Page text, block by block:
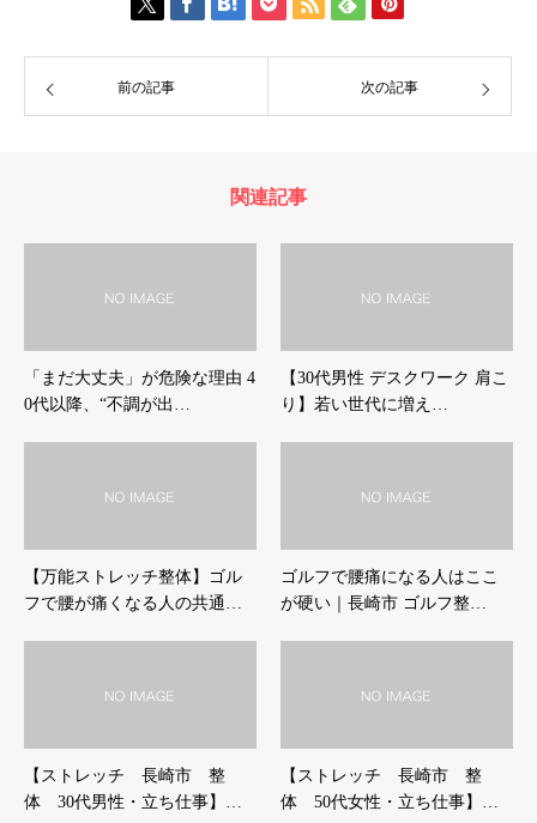
前の記事 次の記事
関連記事
「まだ大丈夫」が危険な理由 4
0代以降、“不調が出…
【30代男性 デスクワーク 肩こ
り】若い世代に増え…
【万能ストレッチ整体】ゴル
フで腰が痛くなる人の共通…
ゴルフで腰痛になる人はここ
が硬い｜長崎市 ゴルフ整…
【ストレッチ 長崎市 整
体 30代男性・立ち仕事】…
【ストレッチ 長崎市 整
体 50代女性・立ち仕事】…